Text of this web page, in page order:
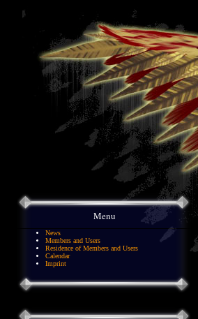
Menu
News
Members and Users
Residence of Members and Users
Calendar
Imprint